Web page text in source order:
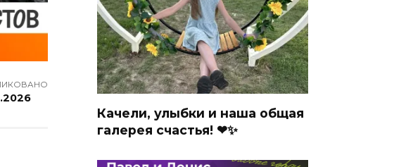
Качели, улыбки и наша общая
галерея счастья! ❤✨